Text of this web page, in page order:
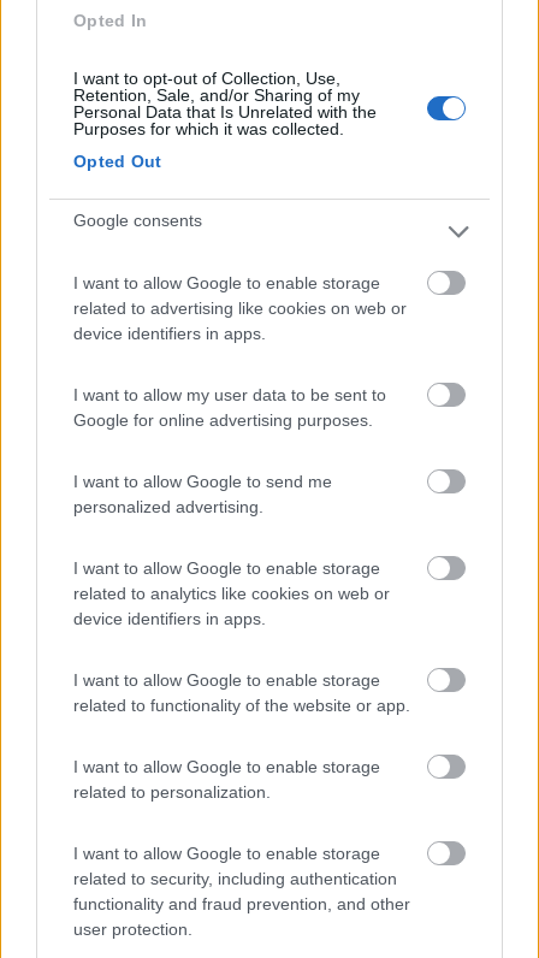
Opted In
I want to opt-out of Collection, Use,
Retention, Sale, and/or Sharing of my
Personal Data that Is Unrelated with the
Purposes for which it was collected.
Opted Out
Google consents
I want to allow Google to enable storage
related to advertising like cookies on web or
device identifiers in apps.
I want to allow my user data to be sent to
Google for online advertising purposes.
I want to allow Google to send me
personalized advertising.
I want to allow Google to enable storage
related to analytics like cookies on web or
device identifiers in apps.
I want to allow Google to enable storage
related to functionality of the website or app.
I want to allow Google to enable storage
related to personalization.
I want to allow Google to enable storage
related to security, including authentication
functionality and fraud prevention, and other
user protection.
L'idea sarebbe di sfruttarlo come base d'appoggio visto che
lavoro molto stagionale, così eviterei affitti mostruosi nonché
Questo Ducato è del 1996, non sembra male anche se ha preso
una bella botta sul posteriore e manca completamente di
capacità di carico (bagagliaio, bagagli era etc.)
Il venditore non mi ha dato molte info, se non le foto, la cosa mi
Ivan1971
1112
In risposta al messaggio diBloodhound85
Si ne sono conscio, in fin dei conti un mansardato tenuto bene è
sicuramente più sicuro di un puro lasciato marcire all'esterno. La scelta
del puro non è solo per un discorso infiltrazioni, vorrei un camper sotto i